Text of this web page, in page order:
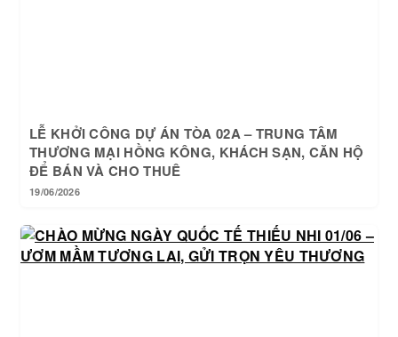
LỄ KHỞI CÔNG DỰ ÁN TÒA 02A – TRUNG TÂM
THƯƠNG MẠI HỒNG KÔNG, KHÁCH SẠN, CĂN HỘ
ĐỂ BÁN VÀ CHO THUÊ
19/06/2026